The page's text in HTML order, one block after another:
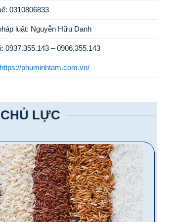
0310806833
luật: Nguyễn Hữu Danh
0937.355.143 – 0906.355.143
https://phuminhtam.com.vn/
LỰC